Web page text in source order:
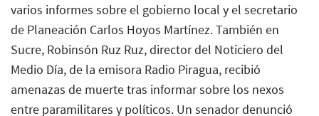
varios informes sobre el gobierno local y el secretario
de Planeación Carlos Hoyos Martínez. También en
Sucre, Robinsón Ruz Ruz, director del Noticiero del
Medio Día, de la emisora Radio Piragua, recibió
amenazas de muerte tras informar sobre los nexos
entre paramilitares y políticos. Un senador denunció